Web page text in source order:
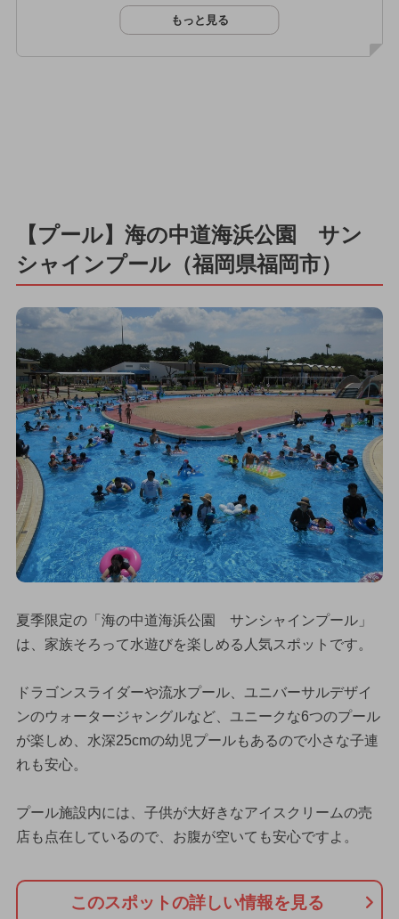
もっと見る
【プール】海の中道海浜公園 サン
シャインプール（福岡県福岡市）
夏季限定の「海の中道海浜公園 サンシャインプール」
は、家族そろって水遊びを楽しめる人気スポットです。
ドラゴンスライダーや流水プール、ユニバーサルデザイ
ンのウォータージャングルなど、ユニークな6つのプール
が楽しめ、水深25cmの幼児プールもあるので小さな子連
れも安心。
プール施設内には、子供が大好きなアイスクリームの売
店も点在しているので、お腹が空いても安心ですよ。
このスポットの詳しい情報を見る